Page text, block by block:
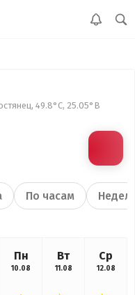
49.8°С, 25.05°В
По часам
Пн
10.08
Вт
11.08
Ср
12.08